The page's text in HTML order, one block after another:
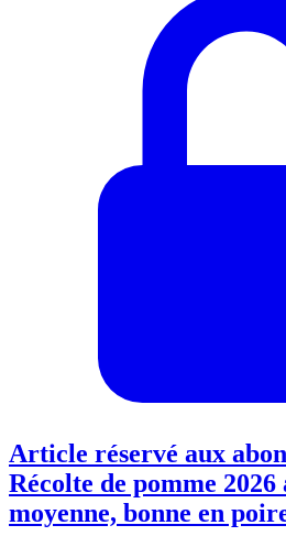
Article réservé aux
Récolte de pomme 2026
moyenne, bonne en